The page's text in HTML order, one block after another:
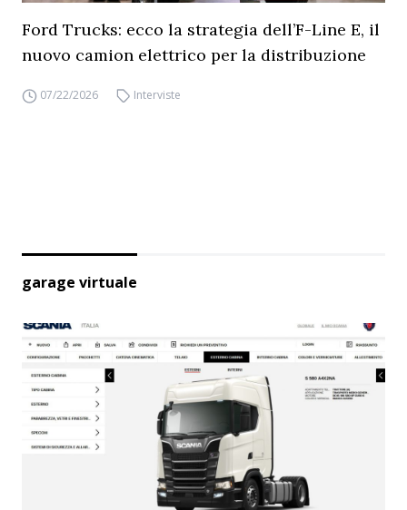
Ford Trucks: ecco la strategia dell’F-Line E, il
nuovo camion elettrico per la distribuzione
07/22/2026 Interviste
garage virtuale